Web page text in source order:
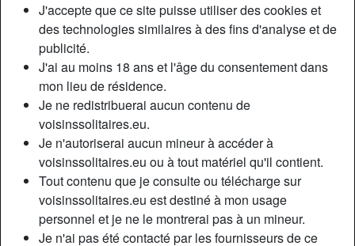
J'accepte que ce site puisse utiliser des cookies et
des technologies similaires à des fins d'analyse et de
publicité.
J'ai au moins 18 ans et l'âge du consentement dans
mon lieu de résidence.
Je ne redistribuerai aucun contenu de
voisinssolitaires.eu.
Je n'autoriserai aucun mineur à accéder à
voisinssolitaires.eu ou à tout matériel qu'il contient.
Tout contenu que je consulte ou télécharge sur
voisinssolitaires.eu est destiné à mon usage
personnel et je ne le montrerai pas à un mineur.
Je n'ai pas été contacté par les fournisseurs de ce
Nickname:
LéoneEnchanting
Âge:
50
Pays:
France
Département:
Orne
Sexe:
Femme